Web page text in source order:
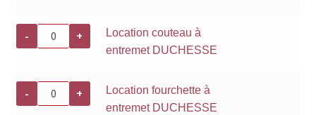
entremet
DUCHESSE
-
quantité
Location
entremet
DUCHESSE
+
Location couteau à
entremet DUCHESSE
-
quantité
Location
+
Location fourchette à
entremet DUCHESSE